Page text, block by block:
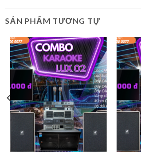
SẢN PHẨM TƯƠNG TỰ